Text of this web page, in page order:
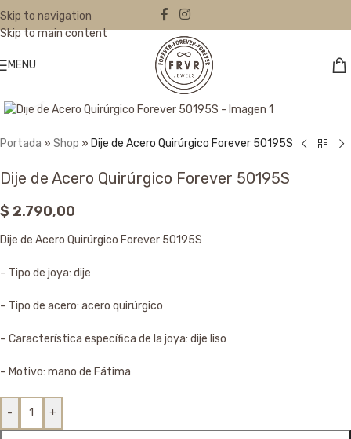
Skip to navigation
Skip to main content
MENU
Portada » Shop » Dije de Acero Quirúrgico Forever 50195S
Dije de Acero Quirúrgico Forever 50195S
$ 2.790,00
Dije de Acero Quirúrgico Forever 50195S
– Tipo de joya: dije
– Tipo de acero: acero quirúrgico
– Característica específica de la joya: dije liso
– Motivo: mano de Fátima
- +